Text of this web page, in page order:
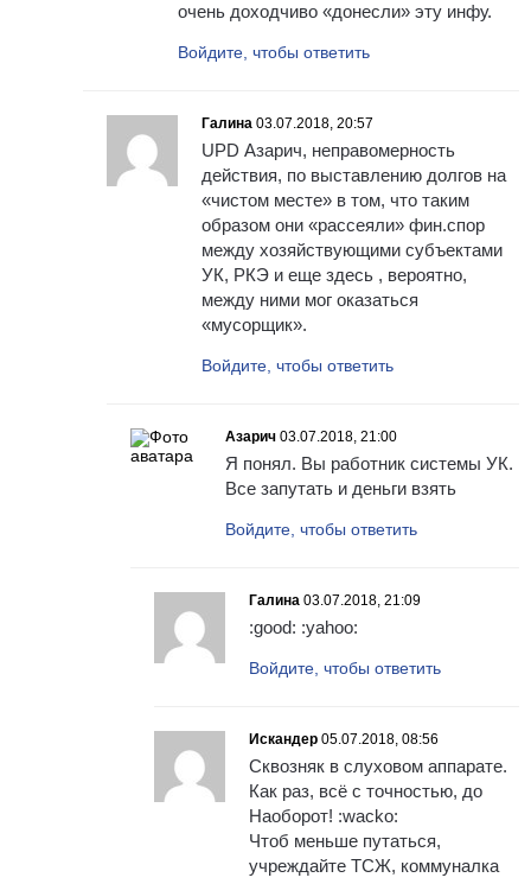
очень доходчиво «донесли» эту инфу.
Войдите, чтобы ответить
Галина 03.07.2018, 20:57
UPD Азарич, неправомерность
действия, по выставлению долгов на
«чистом месте» в том, что таким
образом они «рассеяли» фин.спор
между хозяйствующими субъектами
УК, РКЭ и еще здесь , вероятно,
между ними мог оказаться
«мусорщик».
Войдите, чтобы ответить
Азарич 03.07.2018, 21:00
Я понял. Вы работник системы УК.
Все запутать и деньги взять
Войдите, чтобы ответить
Галина 03.07.2018, 21:09
:good: :yahoo:
Войдите, чтобы ответить
Искандер 05.07.2018, 08:56
Сквозняк в слуховом аппарате.
Как раз, всё с точностью, до
Наоборот! :wacko:
Чтоб меньше путаться,
учреждайте ТСЖ, коммуналка